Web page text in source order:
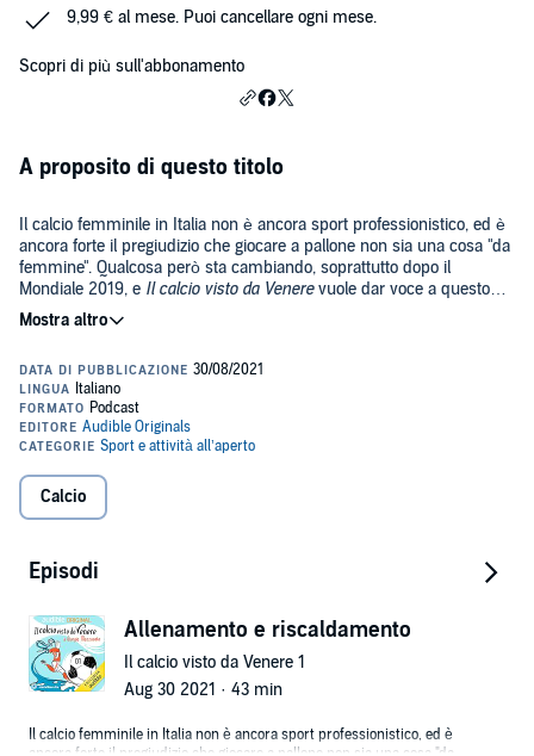
9,99 € al mese. Puoi cancellare ogni mese.
Scopri di più sull'abbonamento
A proposito di questo titolo
Il calcio femminile in Italia non è ancora sport professionistico, ed è
ancora forte il pregiudizio che giocare a pallone non sia una cosa "da
femmine". Qualcosa però sta cambiando, soprattutto dopo il
Mondiale 2019, e Il calcio visto da Venerevuole dar voce a questo
cambiamento, attraverso le testimonianze di atlete che hanno
affrontato enormi sacrifici per affermarsi nello sport maschile per
Panico, Milena Gabbiadini e Sofia Cantore, a cui si aggiunge la
capodelegazione della Nazionale femminile, l'attrice Cristiana
Capotondi. Storie di donne che, su un rettangolo verde, hanno
combattuto e stanno combattendo la battaglia dei pari diritti e delle
Allenamento e riscaldamento,
Convocazione,
Primo tempo,
Secondo tempo,
Fine partita.
©2021 Audible Originals (P)2021 Audible Studios
Calcio
Episodi
Allenamento e riscaldamento
Il calcio visto da Venere 1
Aug 30 2021 · 43 min
Il calcio femminile in Italia non è ancora sport professionistico, ed è